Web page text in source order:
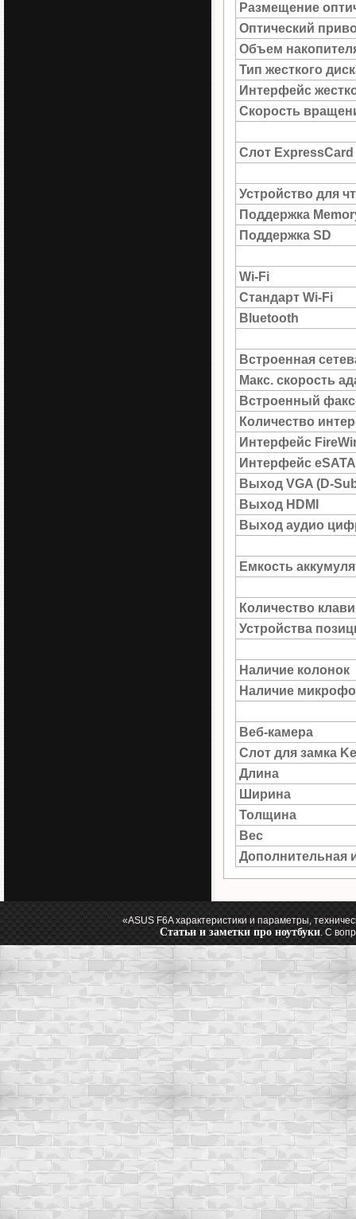
Размещение
Оптический
Объем
Тип жесткого
Интерфейс
Скорость
Слот ExpressCard
Устройство для
Поддержка
Поддержка SD
Wi-Fi
Стандарт Wi-Fi
Bluetooth
Встроенная
Макс. скорость
Встроенный
Количество
Интерфейс
Интерфейс eSATA
Выход VGA (D-
Выход HDMI
Выход аудио
Емкость
Количество
Устройства
Наличие колонок
Наличие
Веб-камера
Слот для замка
Длина
Ширина
Толщина
Вес
Дополнительная
«ASUS F6A характеристики и параметры,
Статьи и заметки про ноутбуки. С